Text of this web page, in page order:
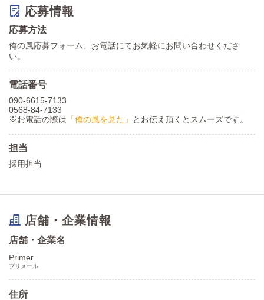
応募情報
応募方法
俺の風応募フォーム、お電話にてお気軽にお問い合わせくださ
い。
電話番号
090-6615-7133
0568-84-7133
※お電話の際は 「俺の風を見た」 とお伝え頂くとスムーズです。
担当
採用担当
店舗・企業情報
店舗・企業名
Primer
プリメール
住所